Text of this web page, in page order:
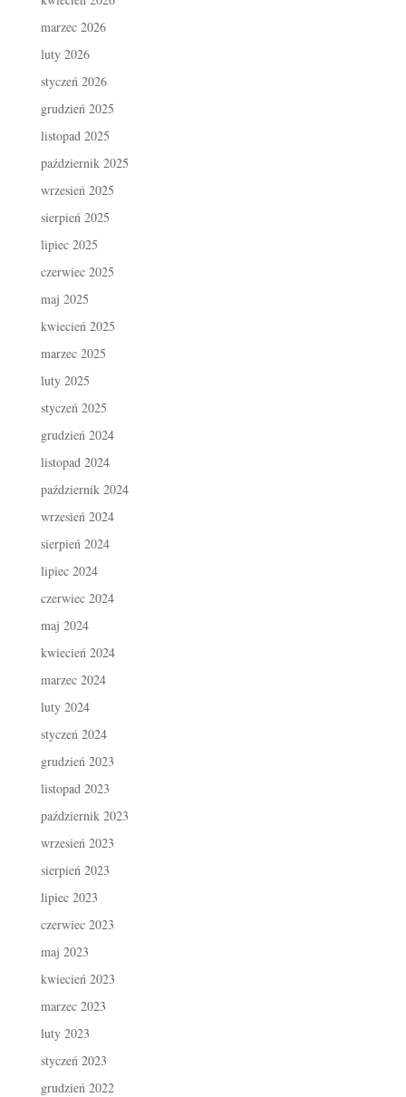
marzec 2026
luty 2026
styczeń 2026
grudzień 2025
listopad 2025
październik 2025
wrzesień 2025
sierpień 2025
lipiec 2025
czerwiec 2025
maj 2025
kwiecień 2025
marzec 2025
luty 2025
styczeń 2025
grudzień 2024
listopad 2024
październik 2024
wrzesień 2024
sierpień 2024
lipiec 2024
czerwiec 2024
maj 2024
kwiecień 2024
marzec 2024
luty 2024
styczeń 2024
grudzień 2023
listopad 2023
październik 2023
wrzesień 2023
sierpień 2023
lipiec 2023
czerwiec 2023
maj 2023
kwiecień 2023
marzec 2023
luty 2023
styczeń 2023
grudzień 2022